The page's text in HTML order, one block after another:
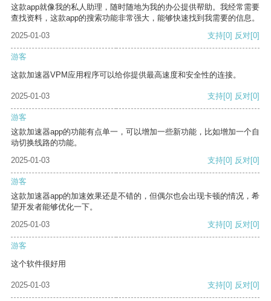
这款app就像我的私人助理，随时随地为我的办公提供帮助。我经常需要
查找资料，这款app的搜索功能非常强大，能够快速找到我需要的信息。
2025-01-03
支持[0] 反对[0]
游客
这款加速器VPM应用程序可以给你提供最高速度和安全性的连接。
2025-01-03 支持[0] 反对[0]
游客
这款加速器app的功能有点单一，可以增加一些新功能，比如增加一个自
动切换线路的功能。
2025-01-03
支持[0] 反对[0]
游客
这款加速器app的加速效果还是不错的，但偶尔也会出现卡顿的情况，希
望开发者能够优化一下。
2025-01-03
支持[0] 反对[0]
游客
这个软件很好用
2025-01-03 支持[0] 反对[0]